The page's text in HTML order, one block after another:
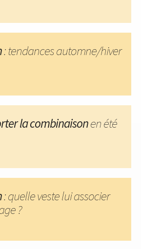
: tendances automne/hiver
la combinaisonen été
: quelle veste lui associer
?